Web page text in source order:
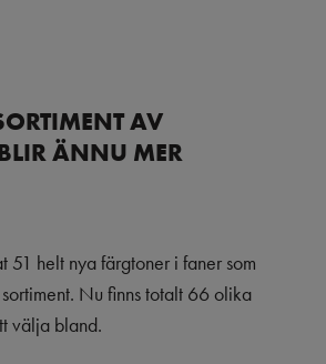
AV
ÄNNU MER
51 helt nya färgtoner i faner som
Nu finns totalt 66 olika
välja bland.